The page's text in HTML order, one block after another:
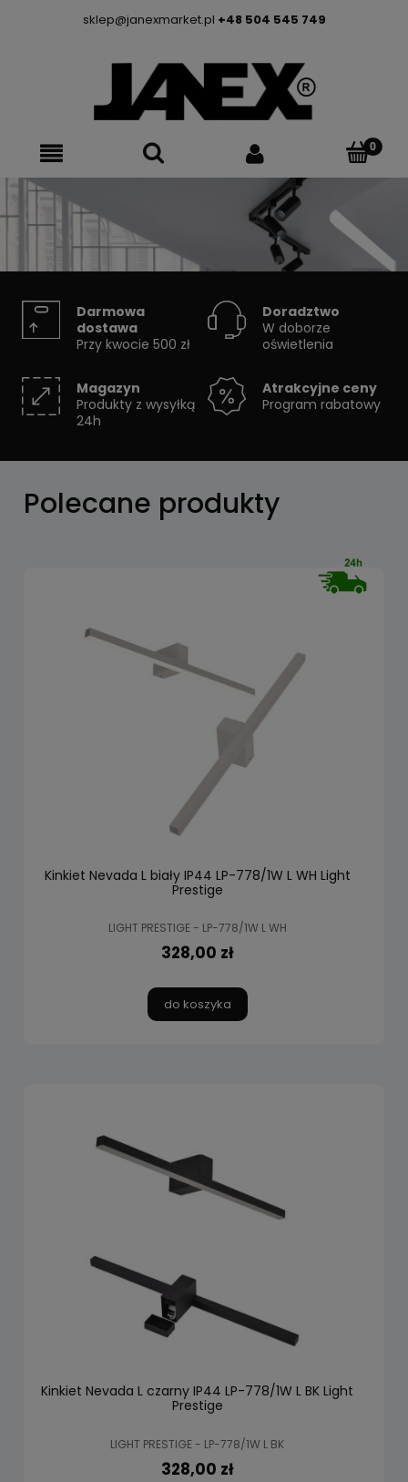
sklep@janexmarket.pl +48 504 545 749
SYSTEMY SZYNOWE
Skorzystaj z konfiguratora
Darmowa
dostawa
Przy kwocie 500 zł
Doradztwo
W doborze
oświetlenia
Magazyn
Produkty z wysyłką
24h
Atrakcyjne ceny
Program rabatowy
Polecane produkty
Kinkiet Nevada L biały IP44 LP-778/1W L WH Light
Prestige
LIGHT PRESTIGE - LP-778/1W L WH
328,00 zł
do koszyka
Kinkiet Nevada L czarny IP44 LP-778/1W L BK Light
Prestige
LIGHT PRESTIGE - LP-778/1W L BK
328,00 zł